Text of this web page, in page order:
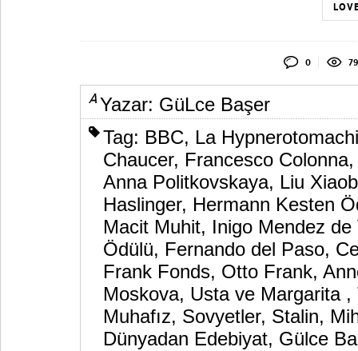
0
Yazar: GüLce Başer
Tag: BBC, La
Chaucer, Francesco Colonna
Anna Politkovskaya, Liu
Haslinger, Hermann Kesten
Macit Muhit, Inigo Mendez de
Ödülü, Fernando del Paso,
Frank Fonds, Otto Frank,
Moskova, Usta ve Margarita ,
Muhafız, Sovyetler, Stalin,
Dünyadan Edebiyat, Gülce